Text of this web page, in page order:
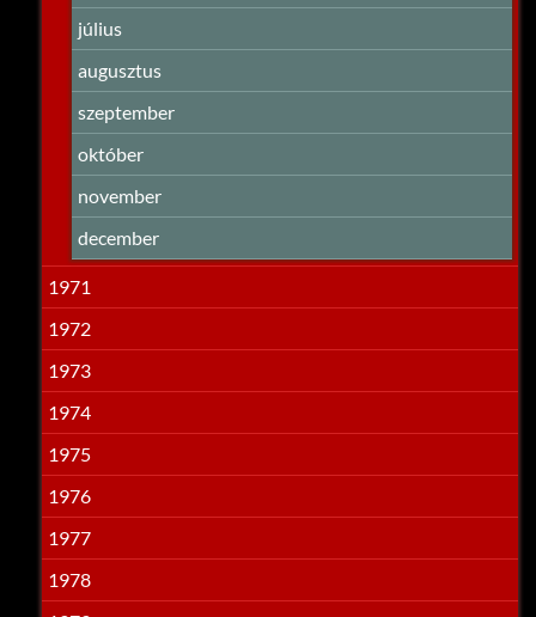
július
augusztus
szeptember
október
november
december
1971
1972
1973
1974
1975
1976
1977
1978